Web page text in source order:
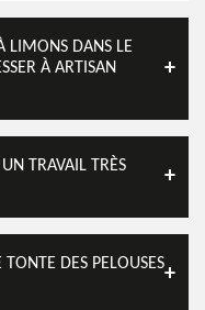
LIMONS DANS LE
À ARTISAN
TRAVAIL TRÈS
DES PELOUSES